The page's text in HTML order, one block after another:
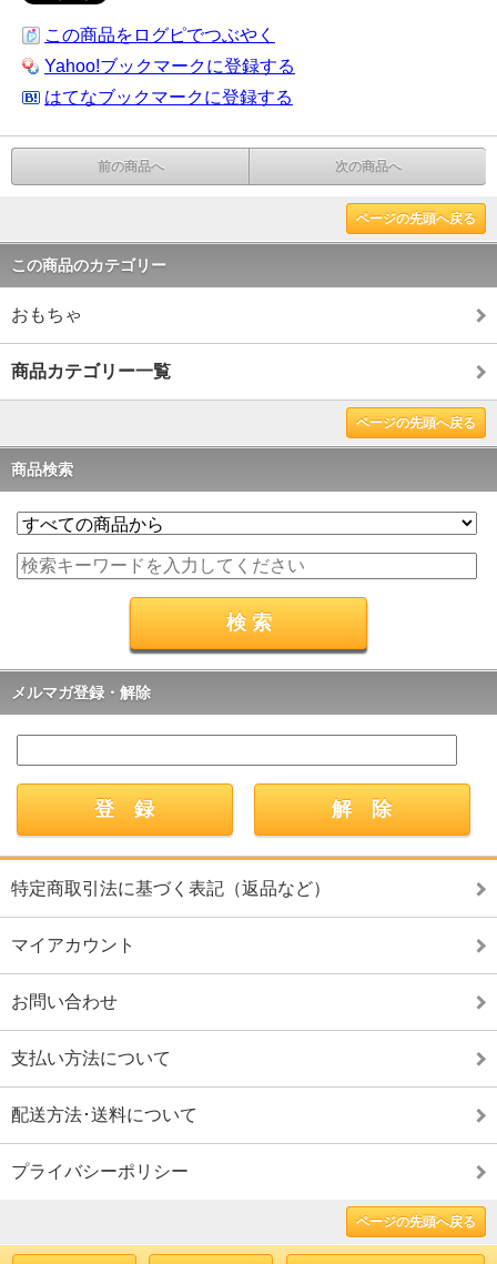
この商品をログピでつぶやく
Yahoo!ブックマークに登録する
はてなブックマークに登録する
前の商品へ 次の商品へ
ページの先頭へ戻る
この商品のカテゴリー
おもちゃ
商品カテゴリー一覧
ページの先頭へ戻る
商品検索
メルマガ登録・解除
特定商取引法に基づく表記（返品など）
マイアカウント
お問い合わせ
支払い方法について
配送方法･送料について
プライバシーポリシー
ページの先頭へ戻る